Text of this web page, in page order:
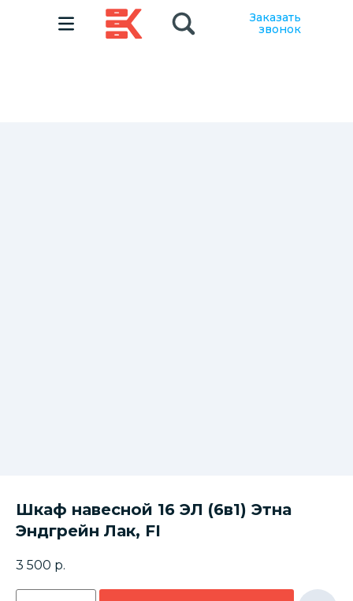
Заказать
звонок
Шкаф навесной 16 ЭЛ (6в1) Этна
Эндгрейн Лак, FI
3 500 р.